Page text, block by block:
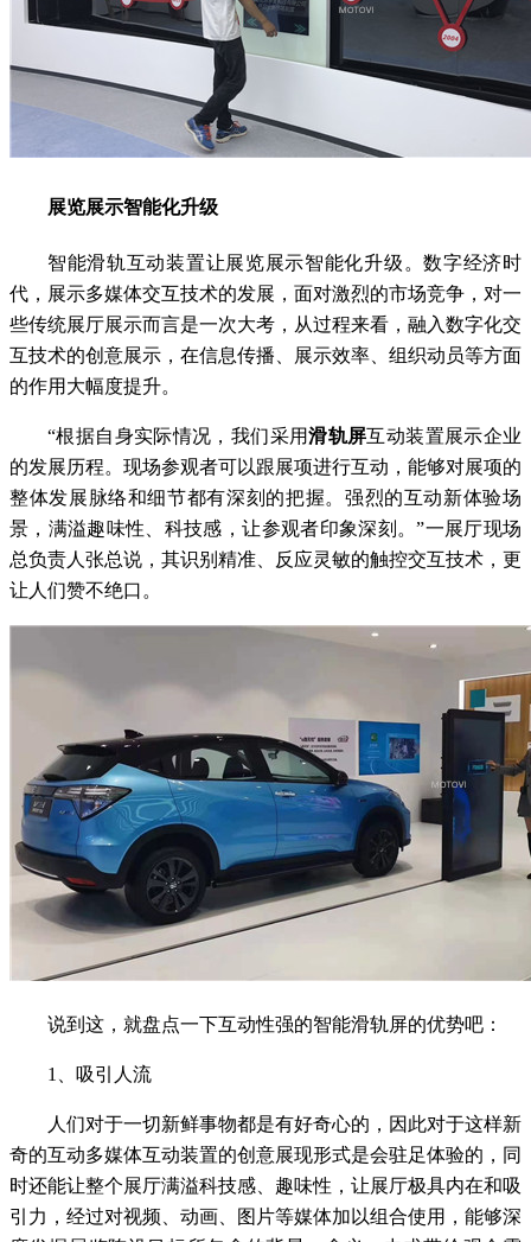
展览展示智能化升级
智能滑轨互动装置让展览展示智能化升级。数字经济时
代，展示多媒体交互技术的发展，面对激烈的市场竞争，对一
些传统展厅展示而言是一次大考，从过程来看，融入数字化交
互技术的创意展示，在信息传播、展示效率、组织动员等方面
的作用大幅度提升。
“根据自身实际情况，我们采用滑轨屏互动装置展示企业
的发展历程。现场参观者可以跟展项进行互动，能够对展项的
整体发展脉络和细节都有深刻的把握。强烈的互动新体验场
景，满溢趣味性、科技感，让参观者印象深刻。”一展厅现场
总负责人张总说，其识别精准、反应灵敏的触控交互技术，更
让人们赞不绝口。
说到这，就盘点一下互动性强的智能滑轨屏的优势吧：
1、吸引人流
人们对于一切新鲜事物都是有好奇心的，因此对于这样新
奇的互动多媒体互动装置的创意展现形式是会驻足体验的，同
时还能让整个展厅满溢科技感、趣味性，让展厅极具内在和吸
引力，经过对视频、动画、图片等媒体加以组合使用，能够深